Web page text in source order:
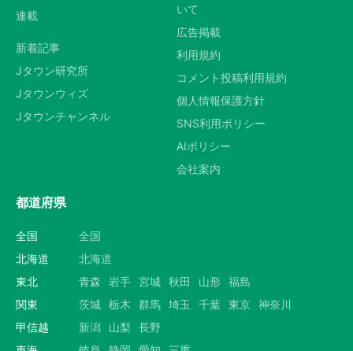
連載
新着記事
Jタウン研究所
Jタウンウィズ
Jタウンチャンネル
いて
広告掲載
利用規約
コメント投稿利用規約
個人情報保護方針
SNS利用ポリシー
AIポリシー
会社案内
都道府県
全国
全国
北海道
北海道
東北
青森 岩手 宮城 秋田 山形 福島
関東
茨城 栃木 群馬 埼玉 千葉 東京 神奈川
甲信越
新潟 山梨
長野